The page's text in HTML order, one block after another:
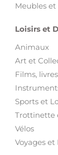
Meubles
Loisirs et
Animaux
Art et
Films,
Sports et
Trottinette
Vélos
Voyages